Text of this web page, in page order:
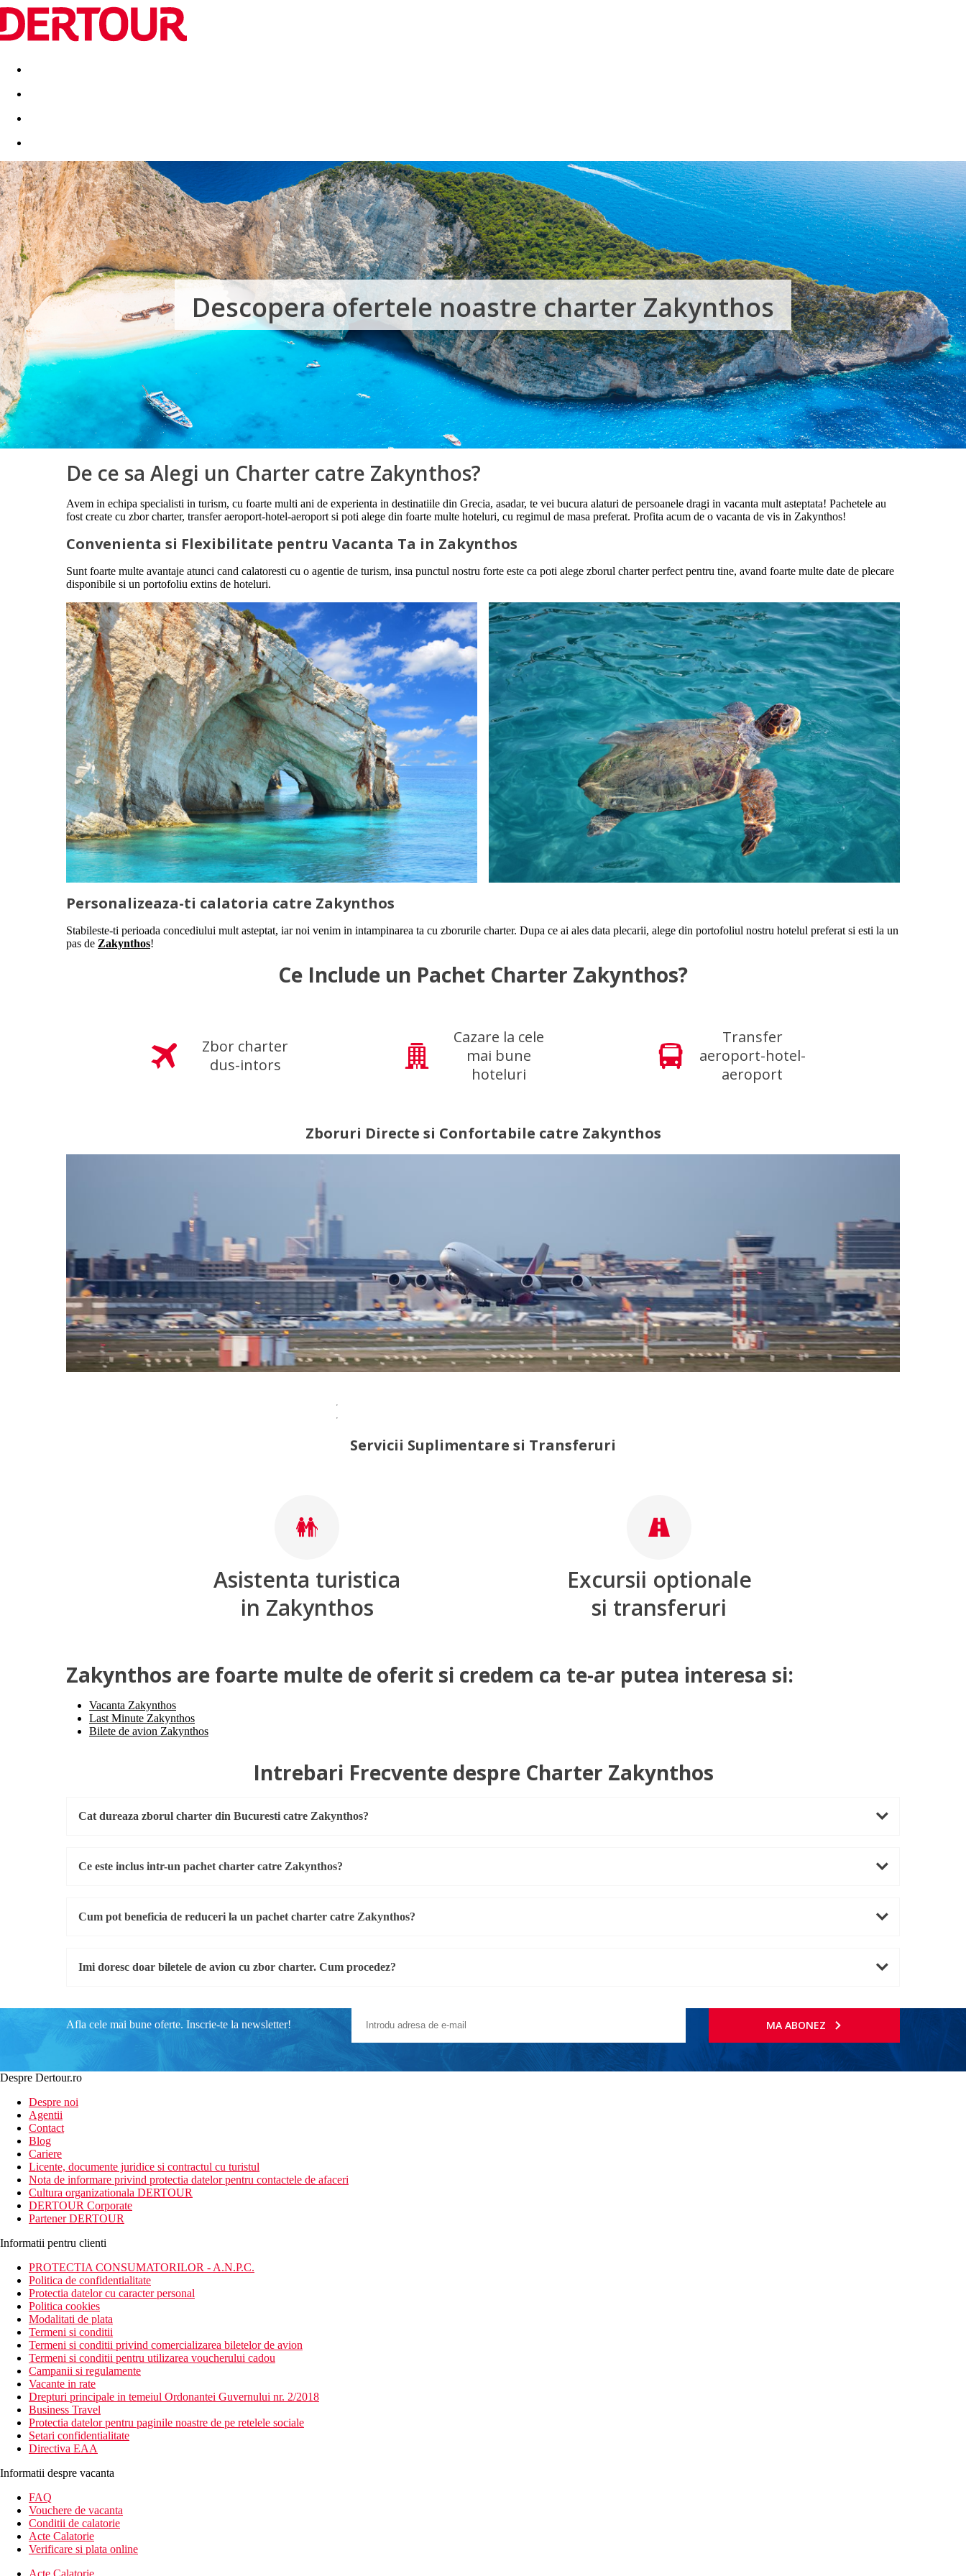
Destinatii Vacanta perfecta OFERTE DE NERATAT
Descopera ofertele noastre charter Zakynthos
De ce sa Alegi un Charter catre Zakynthos?
Avem in echipa specialisti in turism, cu foarte multi ani de experienta in destinatiile din Grecia, asadar, te vei bucura alaturi de persoanele dragi in vacanta mult asteptata! Pachetele au
fost create cu zbor charter, transfer aeroport-hotel-aeroport si poti alege din foarte multe hoteluri, cu regimul de masa preferat. Profita acum de o vacanta de vis in Zakynthos!
Convenienta si Flexibilitate pentru Vacanta Ta in Zakynthos
Sunt foarte multe avantaje atunci cand calatoresti cu o agentie de turism, insa punctul nostru forte este ca poti alege zborul charter perfect pentru tine, avand foarte multe date de plecare
disponibile si un portofoliu extins de hoteluri.
Personalizeaza-ti calatoria catre Zakynthos
Stabileste-ti perioada concediului mult asteptat, iar noi venim in intampinarea ta cu zborurile charter. Dupa ce ai ales data plecarii, alege din portofoliul nostru hotelul preferat si esti la un
pas de Zakynthos!
Ce Include un Pachet Charter Zakynthos?
Zbor charter
dus-intors
Cazare la cele
mai bune
hoteluri
Transfer
aeroport-hotel-
aeroport
Zboruri Directe si Confortabile catre Zakynthos
Servicii Suplimentare si Transferuri
Asistenta turistica
in Zakynthos
Excursii optionale
si transferuri
Zakynthos are foarte multe de oferit si credem ca te-ar putea interesa si:
Vacanta Zakynthos
Last Minute Zakynthos
Bilete de avion Zakynthos
Intrebari Frecvente despre Charter Zakynthos
Cat dureaza zborul charter din Bucuresti catre Zakynthos?
Ce este inclus intr-un pachet charter catre Zakynthos?
Cum pot beneficia de reduceri la un pachet charter catre Zakynthos?
Imi doresc doar biletele de avion cu zbor charter. Cum procedez?
Afla cele mai bune oferte. Inscrie-te la newsletter! MA ABONEZ
Despre Dertour.ro
Despre noi
Agentii
Contact
Blog
Cariere
Licente, documente juridice si contractul cu turistul
Nota de informare privind protectia datelor pentru contactele de afaceri
Cultura organizationala DERTOUR
DERTOUR Corporate
Partener DERTOUR
Informatii pentru clienti
PROTECTIA CONSUMATORILOR - A.N.P.C.
Politica de confidentialitate
Protectia datelor cu caracter personal
Politica cookies
Modalitati de plata
Termeni si conditii
Termeni si conditii privind comercializarea biletelor de avion
Termeni si conditii pentru utilizarea voucherului cadou
Campanii si regulamente
Vacante in rate
Drepturi principale in temeiul Ordonantei Guvernului nr. 2/2018
Business Travel
Protectia datelor pentru paginile noastre de pe retelele sociale
Setari confidentialitate
Directiva EAA
Informatii despre vacanta
FAQ
Vouchere de vacanta
Conditii de calatorie
Acte Calatorie
Verificare si plata online